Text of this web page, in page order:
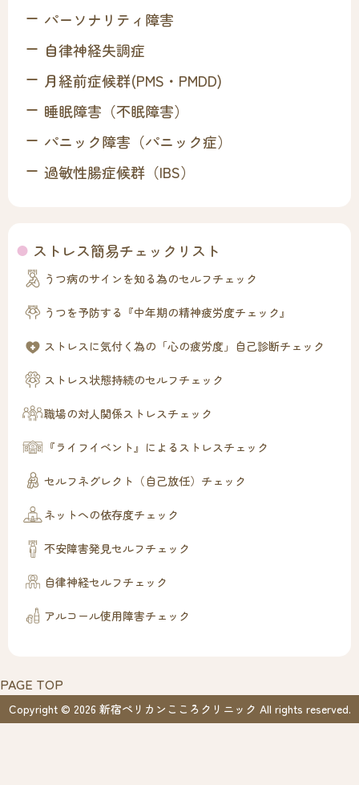
パーソナリティ障害
自律神経失調症
月経前症候群(PMS・PMDD)
睡眠障害（不眠障害）
パニック障害（パニック症）
過敏性腸症候群（IBS）
ストレス簡易チェックリスト
うつ病のサインを知る為のセルフチェック
うつを予防する『中年期の精神疲労度チェック』
ストレスに気付く為の「心の疲労度」自己診断チェック
ストレス状態持続のセルフチェック
職場の対人関係ストレスチェック
『ライフイベント』によるストレスチェック
セルフネグレクト（自己放任）チェック
ネットへの依存度チェック
不安障害発見セルフチェック
自律神経セルフチェック
アルコール使用障害チェック
PAGE TOP
Copyright © 2026 新宿ペリカンこころクリニック All rights reserved.